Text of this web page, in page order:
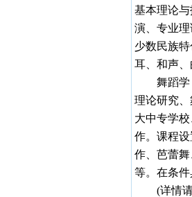
基本理论
演、专业
少数民族
耳、和声、
舞蹈学
理论研究
大中专学
作。课程
作、芭蕾
等。在条件
(详情